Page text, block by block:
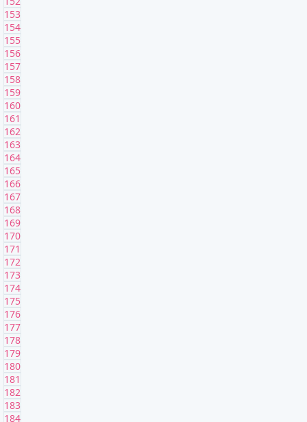
153
154
155
156
157
158
159
160
161
162
163
164
165
166
167
168
169
170
171
172
173
174
175
176
177
178
179
180
181
182
183
184